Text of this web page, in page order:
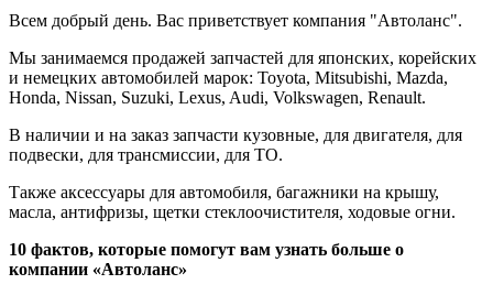
Всем добрый день. Вас приветствует компания "Автоланс".
Мы занимаемся продажей запчастей для японских, корейских
и немецких автомобилей марок: Toyota, Mitsubishi, Mazda,
Honda, Nissan, Suzuki, Lexus, Audi, Volkswagen, Renault.
В наличии и на заказ запчасти кузовные, для двигателя, для
подвески, для трансмиссии, для ТО.
Также аксессуары для автомобиля, багажники на крышу,
масла, антифризы, щетки стеклоочистителя, ходовые огни.
10 фактов, которые помогут вам узнать больше о
компании «Автоланс»